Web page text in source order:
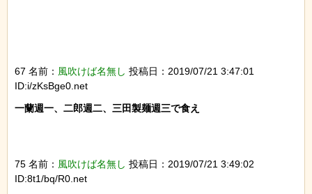
67 名前： 風吹けば名無し 投稿日：2019/07/21 3:47:01
ID:i/zKsBge0.net
一蘭週一、二郎週二、三田製麺週三で食え
75 名前： 風吹けば名無し 投稿日：2019/07/21 3:49:02
ID:8t1/bq/R0.net